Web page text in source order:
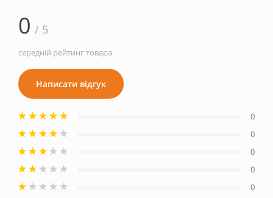
0 / 5
середній рейтинг товара
Написати відгук
0
0
0
0
0